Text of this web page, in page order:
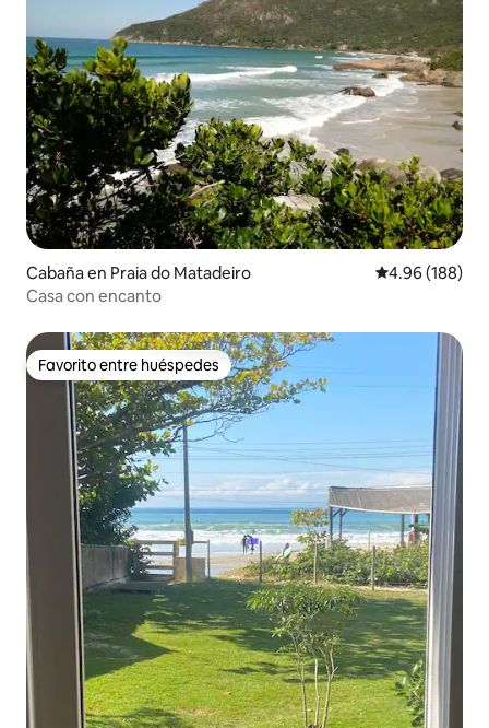
Cabaña en Praia do Matadeiro Calificación
4.96 (188)
Casa con encanto
Favorito entre huéspedes
Favorito entre huéspedes